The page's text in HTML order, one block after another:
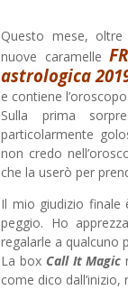
Questo mese,
nuove caramelle
astrologica
e contiene
Sulla prima
particolarmente
non credo
che la userò per
Il mio giudizio finale
peggio. Ho
regalarle a qualcuno
La box Call It Magic
come dico